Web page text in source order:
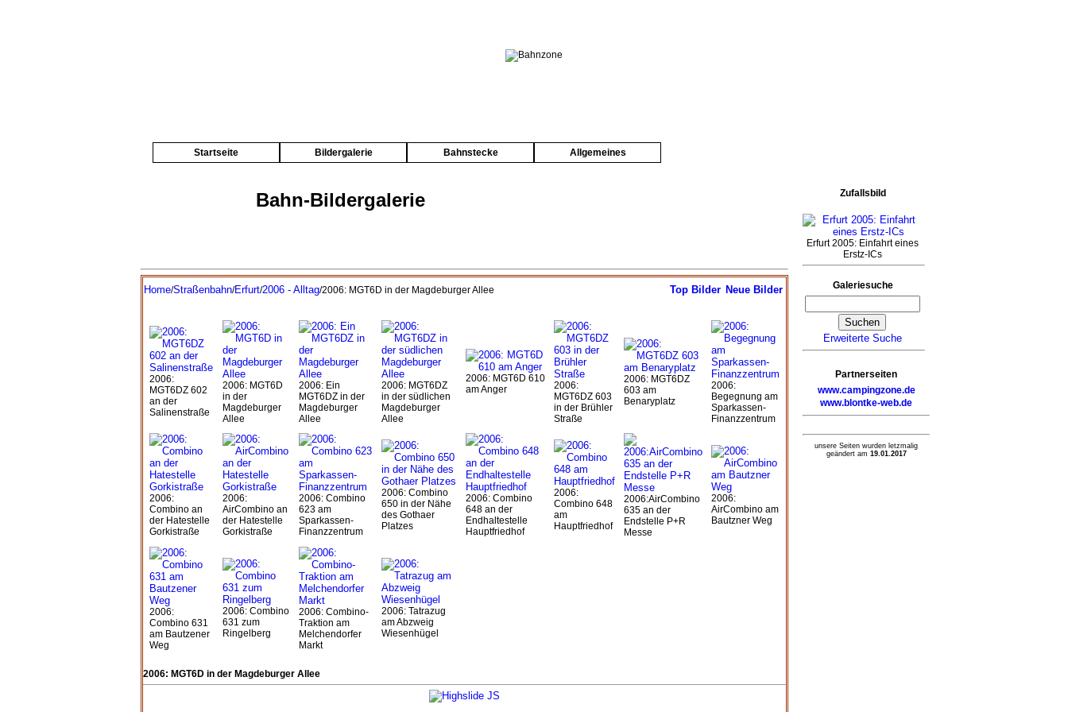
Startseite Bildergalerie Bahnstecke Allgemeines
Bahn-Bildergalerie
Home/Straßenbahn/Erfurt/2006 - Alltag/2006: MGT6D in der Magdeburger Allee Top Bilder Neue Bilder
2006:
MGT6DZ 602
an der
Salinenstraße
2006: MGT6D
in der
Magdeburger
Allee
2006: Ein
MGT6DZ in der
Magdeburger
Allee
2006: MGT6DZ
in der südlichen
Magdeburger
Allee
2006: MGT6D 610
am Anger
2006:
MGT6DZ 603
in der Brühler
Straße
2006: MGT6DZ
603 am
Benaryplatz
2006:
Begegnung am
Sparkassen-
Finanzzentrum
2006:
Combino an
der Hatestelle
Gorkistraße
2006:
AirCombino an
der Hatestelle
Gorkistraße
2006: Combino
623 am
Sparkassen-
Finanzzentrum
2006: Combino
650 in der Nähe
des Gothaer
Platzes
2006: Combino
648 an der
Endhaltestelle
Hauptfriedhof
2006:
Combino 648
am
Hauptfriedhof
2006:AirCombino
635 an der
Endstelle P+R
Messe
2006:
AirCombino am
Bautzner Weg
2006:
Combino 631
am Bautzener
Weg
2006: Combino
631 zum
Ringelberg
2006: Combino-
Traktion am
Melchendorfer
Markt
2006: Tatrazug
am Abzweig
Wiesenhügel
2006: MGT6D in der Magdeburger Allee
Zufallsbild
Erfurt 2005: Einfahrt eines
Erstz-ICs
Galeriesuche
Erweiterte Suche
Partnerseiten
www.campingzone.de
www.blontke-web.de
unsere Seiten wurden letzmalig
geändert am 19.01.2017